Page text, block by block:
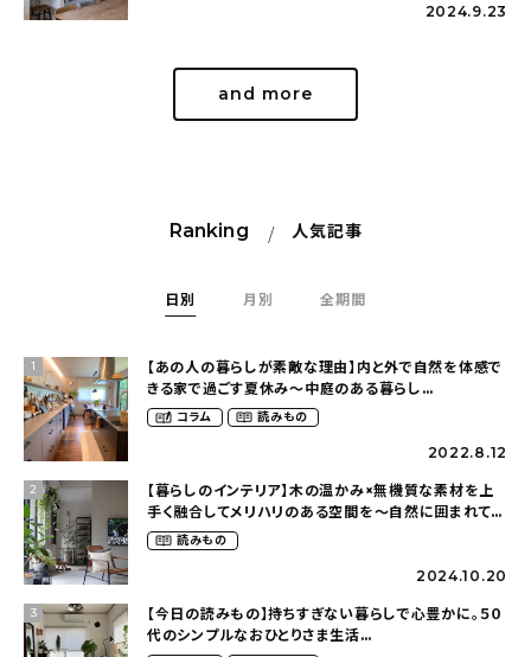
2024.9.23
and more
Ranking 人気記事
日別 月別 全期間
1
【あの人の暮らしが素敵な理由】内と外で自然を体感で
きる家で過ごす夏休み〜中庭のある暮らし
（yume_2700さん）
コラム 読みもの
2022.8.12
2
【暮らしのインテリア】木の温かみ×無機質な素材を上
手く融合してメリハリのある空間を〜自然に囲まれて暮
らす（ki_no_ieさん）
読みもの
2024.10.20
3
【今日の読みもの】持ちすぎない暮らしで心豊かに。５０
代のシンプルなおひとりさま生活